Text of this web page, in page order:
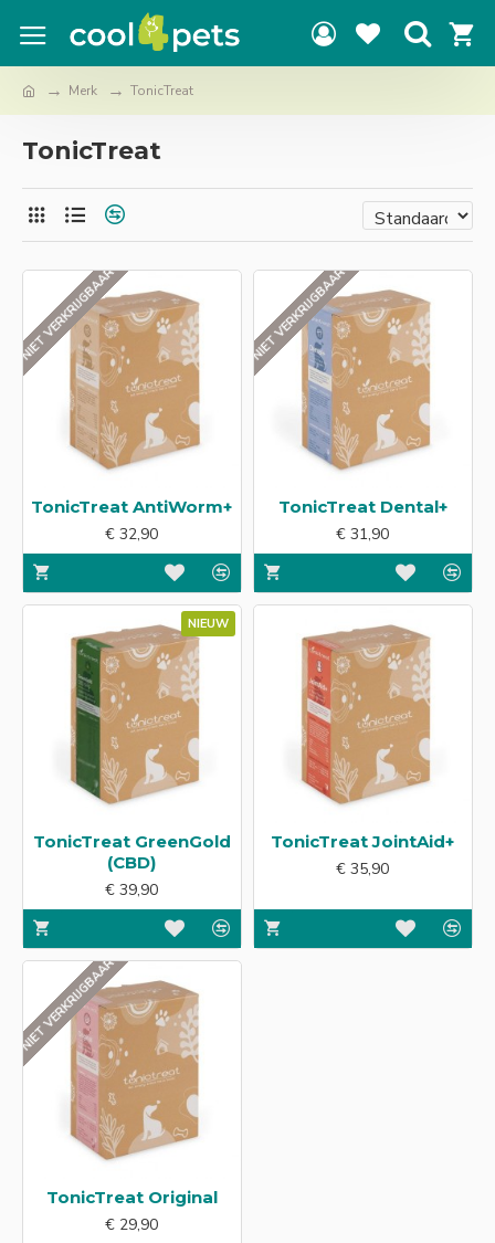
Merk TonicTreat
TonicTreat
NIET VERKRIJGBAAR
TonicTreat AntiWorm+
€ 32,90
NIET VERKRIJGBAAR
TonicTreat Dental+
€ 31,90
NIEUW
TonicTreat GreenGold
(CBD)
€ 39,90
TonicTreat JointAid+
€ 35,90
NIET VERKRIJGBAAR
TonicTreat Original
€ 29,90